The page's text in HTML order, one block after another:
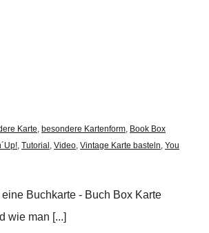
Karte, besondere Kartenform, Book Box
, Tutorial , Video, Vintage Karte basteln, You
Buchkarte - Buch Box Karte
wie man [...]